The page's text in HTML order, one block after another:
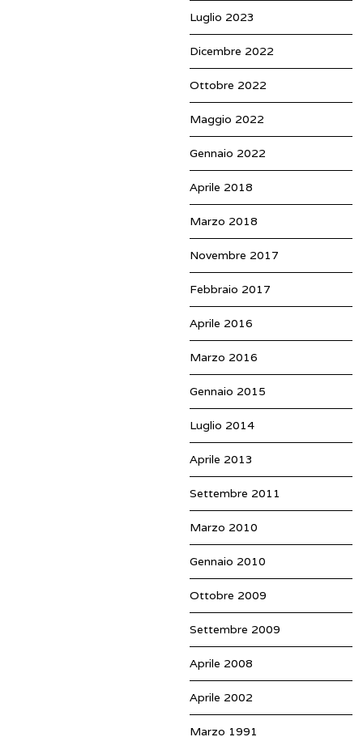
Luglio 2023
Dicembre 2022
Ottobre 2022
Maggio 2022
Gennaio 2022
Aprile 2018
Marzo 2018
Novembre 2017
Febbraio 2017
Aprile 2016
Marzo 2016
Gennaio 2015
Luglio 2014
Aprile 2013
Settembre 2011
Marzo 2010
Gennaio 2010
Ottobre 2009
Settembre 2009
Aprile 2008
Aprile 2002
Marzo 1991